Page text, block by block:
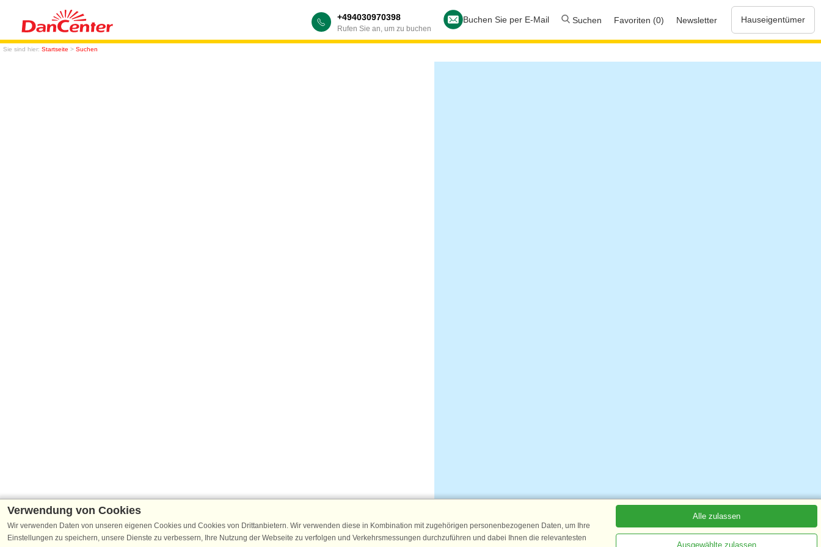
+494030970398
Rufen Sie an, um zu buchen
Buchen Sie per E-Mail Suchen Favoriten (0) Newsletter Hauseigentümer
Sie sind hier: Startseite > Suchen
Verwendung von Cookies
Wir verwenden Daten von unseren eigenen Cookies und Cookies von Drittanbietern. Wir verwenden diese in Kombination mit zugehörigen personenbezogenen Daten, um Ihre
Einstellungen zu speichern, unsere Dienste zu verbessern, Ihre Nutzung der Webseite zu verfolgen und Verkehrsmessungen durchzuführen und dabei Ihnen die relevantesten
Alle zulassen
Ausgewählte zulassen